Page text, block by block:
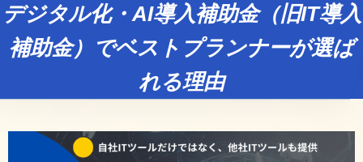
デジタル化・AI導入補助金（旧IT導入
補助金）でベストプランナーが選ば
れる理由